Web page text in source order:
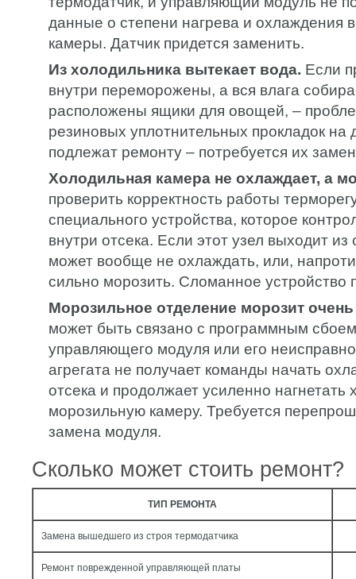
данные о степени нагрева и охлаждения
камеры. Датчик придется заменить.
Из холодильника вытекает вода. Если
внутри переморожены, а вся влага
расположены ящики для овощей, –
резиновых уплотнительных прокладок на
подлежат ремонту – потребуется их
Холодильная камера не охлаждает, а
проверить корректность работы
специального устройства, которое
внутри отсека. Если этот узел выходит из
может вообще не охлаждать, или,
сильно морозить. Сломанное устройство
Морозильное отделение морозит
может быть связано с программным
управляющего модуля или его
агрегата не получает команды начать
отсека и продолжает усиленно нагнетать
морозильную камеру. Требуется
замена модуля.
Сколько может стоить ремонт?
ТИП РЕМОНТА
Замена вышедшего из строя термодатчика
Ремонт поврежденной управляющей платы